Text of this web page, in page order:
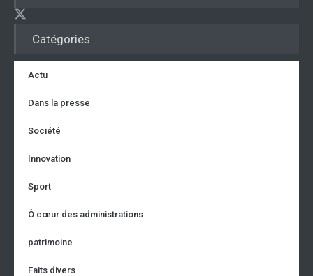
Catégories
Actu
Dans la presse
Société
Innovation
Sport
Ô cœur des administrations
patrimoine
Faits divers